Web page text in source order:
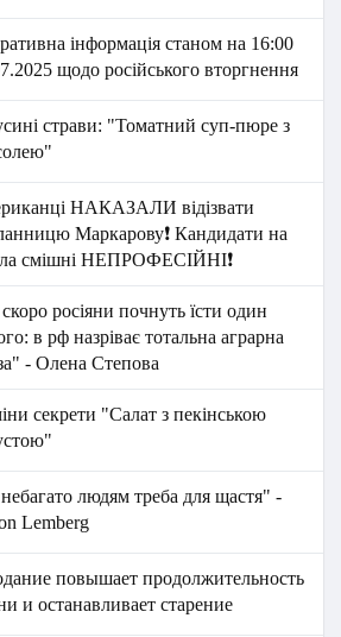
інформація станом на 16:00
щодо російського вторгнення
страви: "Томатний суп-пюре з
НАКАЗАЛИ відізвати
Маркарову❗ Кандидати на
смішні НЕПРОФЕСІЙНІ❗
росіяни почнуть їсти один
в рф назріває тотальна аграрна
- Олена Степова
секрети "Салат з пекінською
людям треба для щастя" -
Lemberg
повышает продолжительность
и останавливает старение